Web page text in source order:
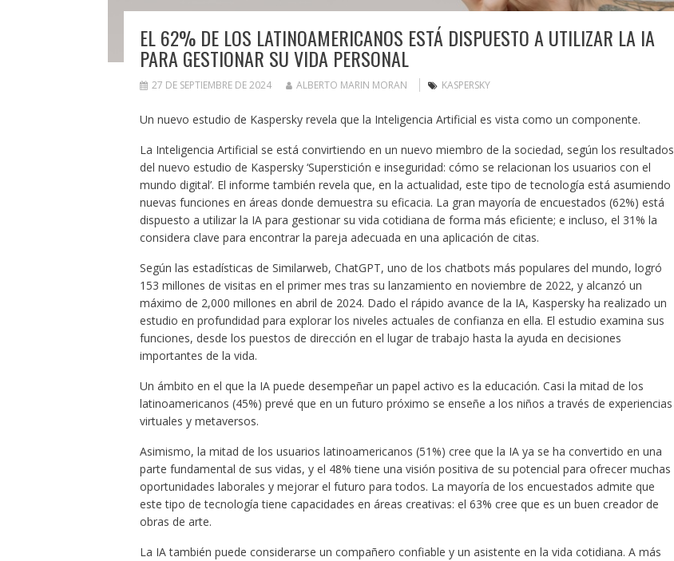
EL 62% DE LOS LATINOAMERICANOS ESTÁ DISPUESTO A UTILIZAR LA IA
PARA GESTIONAR SU VIDA PERSONAL
27 DE SEPTIEMBRE DE 2024 ALBERTO MARIN MORAN KASPERSKY
Un nuevo estudio de Kaspersky revela que la Inteligencia Artificial es vista como un componente.
La Inteligencia Artificial se está convirtiendo en un nuevo miembro de la sociedad, según los resultados
del nuevo estudio de Kaspersky ‘Superstición e inseguridad: cómo se relacionan los usuarios con el
mundo digital’. El informe también revela que, en la actualidad, este tipo de tecnología está asumiendo
nuevas funciones en áreas donde demuestra su eficacia. La gran mayoría de encuestados (62%) está
dispuesto a utilizar la IA para gestionar su vida cotidiana de forma más eficiente; e incluso, el 31% la
considera clave para encontrar la pareja adecuada en una aplicación de citas.
Según las estadísticas de Similarweb, ChatGPT, uno de los chatbots más populares del mundo, logró
153 millones de visitas en el primer mes tras su lanzamiento en noviembre de 2022, y alcanzó un
máximo de 2,000 millones en abril de 2024. Dado el rápido avance de la IA, Kaspersky ha realizado un
estudio en profundidad para explorar los niveles actuales de confianza en ella. El estudio examina sus
funciones, desde los puestos de dirección en el lugar de trabajo hasta la ayuda en decisiones
importantes de la vida.
Un ámbito en el que la IA puede desempeñar un papel activo es la educación. Casi la mitad de los
latinoamericanos (45%) prevé que en un futuro próximo se enseñe a los niños a través de experiencias
virtuales y metaversos.
Asimismo, la mitad de los usuarios latinoamericanos (51%) cree que la IA ya se ha convertido en una
parte fundamental de sus vidas, y el 48% tiene una visión positiva de su potencial para ofrecer muchas
oportunidades laborales y mejorar el futuro para todos. La mayoría de los encuestados admite que
este tipo de tecnología tiene capacidades en áreas creativas: el 63% cree que es un buen creador de
obras de arte.
La IA también puede considerarse un compañero confiable y un asistente en la vida cotidiana. A más